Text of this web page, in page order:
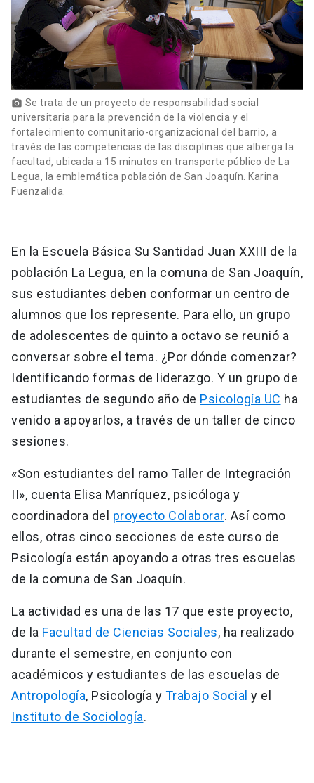
photo_camera Se trata de un proyecto de responsabilidad social
universitaria para la prevención de la violencia y el
fortalecimiento comunitario-organizacional del barrio, a
través de las competencias de las disciplinas que alberga la
facultad, ubicada a 15 minutos en transporte público de La
Legua, la emblemática población de San Joaquín. Karina
Fuenzalida.
En la Escuela Básica Su Santidad Juan XXIII de la
población La Legua, en la comuna de San Joaquín,
sus estudiantes deben conformar un centro de
alumnos que los represente. Para ello, un grupo
de adolescentes de quinto a octavo se reunió a
conversar sobre el tema. ¿Por dónde comenzar?
Identificando formas de liderazgo. Y un grupo de
estudiantes de segundo año de Psicología UC ha
venido a apoyarlos, a través de un taller de cinco
sesiones.
«Son estudiantes del ramo Taller de Integración
II», cuenta Elisa Manríquez, psicóloga y
coordinadora del proyecto Colaborar. Así como
ellos, otras cinco secciones de este curso de
Psicología están apoyando a otras tres escuelas
de la comuna de San Joaquín.
La actividad es una de las 17 que este proyecto,
de la Facultad de Ciencias Sociales, ha realizado
durante el semestre, en conjunto con
académicos y estudiantes de las escuelas de
Antropología, Psicología y Trabajo Social y el
Instituto de Sociología.